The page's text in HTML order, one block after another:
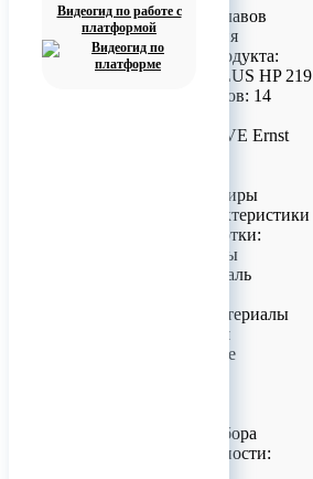
Видеогид по работе с
платформой
металлических сплавов
Общая информация
Наименование продукта:
Набор CHROM PLUS HP 219
Количество полиров: 14
Производитель: EVE Ernst
Одношаговые полиры
Технические характеристики
Материалы обработки:
• Хромовые сплавы
• Нержавеющая сталь
• Композитные материалы
Целевая аудитория
Профессиональные
Преимущества набора
Ключевые особенности: